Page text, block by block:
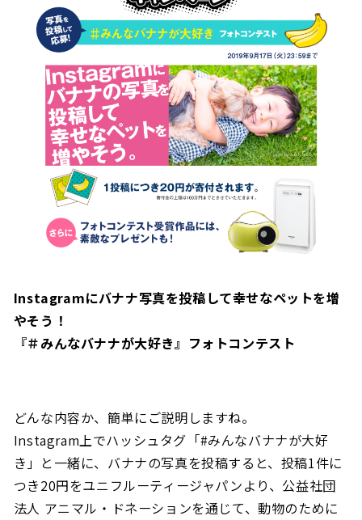
Instagramにバナナ写真を投稿して幸せなペットを増
やそう！
『＃みんなバナナが大好き』フォトコンテスト
どんな内容か、簡単にご説明しますね。
Instagram上でハッシュタグ「#みんなバナナが大好
き」と一緒に、バナナの写真を投稿すると、投稿1件に
つき20円をユニフルーティージャパンより、公益社団
法人 アニマル・ドネーションを通じて、動物のために